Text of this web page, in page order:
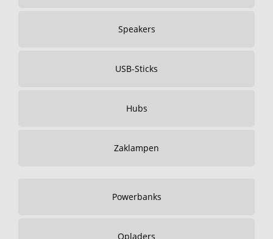
Speakers
USB-Sticks
Hubs
Zaklampen
Powerbanks
Opladers